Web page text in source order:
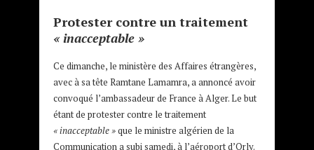
Protester contre un traitement
« inacceptable »
Ce dimanche, le ministère des Affaires étrangères,
avec à sa tête Ramtane Lamamra, a annoncé avoir
convoqué l’ambassadeur de France à Alger. Le but
étant de protester contre le traitement
« inacceptable »que le ministre algérien de la
Communication a subi samedi, à l’aéroport d’Orly.